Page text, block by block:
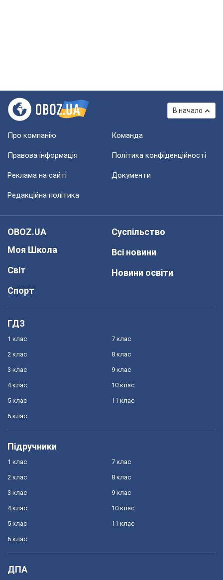
В начало
Про компанію Команда
Правова інформація Політика конфіденційності
Реклама на сайті Документи
Редакційна політика
OBOZ.UA
Моя Школа
Світ
Спорт
Суспільство
Всі новини
Новини освіти
ГДЗ
1 клас
2 клас
3 клас
4 клас
5 клас
6 клас
7 клас
8 клас
9 клас
10 клас
11 клас
Підручники
1 клас
2 клас
3 клас
4 клас
5 клас
6 клас
7 клас
8 клас
9 клас
10 клас
11 клас
ДПА